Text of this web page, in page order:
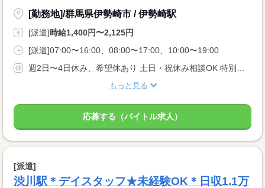
[勤務地]/群馬県伊勢崎市 / 伊勢崎駅
[派遣]時給1,400円〜2,125円
[派遣]07:00〜16:00、08:00〜17:00、10:00〜19:00
もっと見る
応募する（バイトル求人）
[派遣]
渋川駅＊デイスタッフ★未経験OK＊日収1.1万